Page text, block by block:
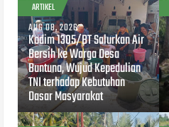
ARTIKEL
AUG 08, 2026
Kodim 1305/BT Salurkan Air
Bersih ke Warga Desa
Buntuna, Wujud Kepedulian
TNI terhadap Kebutuhan
Dasar Masyarakat